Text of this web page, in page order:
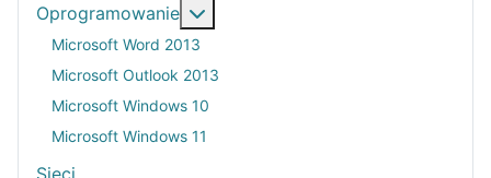
Oprogramowanie
Microsoft Word 2013
Microsoft Outlook 2013
Microsoft Windows 10
Microsoft Windows 11
Sieci